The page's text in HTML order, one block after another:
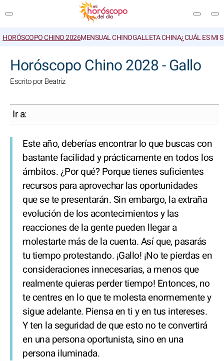
HORÓSCOPO CHINO 2026MENSUAL CHINOGALLETA CHINA¿CUÁL ES MI
Horóscopo Chino 2028 - Gallo
Escrito por Beatriz
Ir a:
Este año, deberías encontrar lo que buscas con
bastante facilidad y prácticamente en todos los
ámbitos. ¿Por qué? Porque tienes suficientes
recursos para aprovechar las oportunidades
que se te presentarán. Sin embargo, la extraña
evolución de los acontecimientos y las
reacciones de la gente pueden llegar a
molestarte más de la cuenta. Así que, pasarás
tu tiempo protestando. ¡Gallo! ¡No te pierdas en
consideraciones innecesarias, a menos que
realmente quieras perder tiempo! Entonces, no
te centres en lo que te molesta enormemente y
sigue adelante. Piensa en ti y en tus intereses.
Y ten la seguridad de que esto no te convertirá
en una persona oportunista, sino en una
persona iluminada.